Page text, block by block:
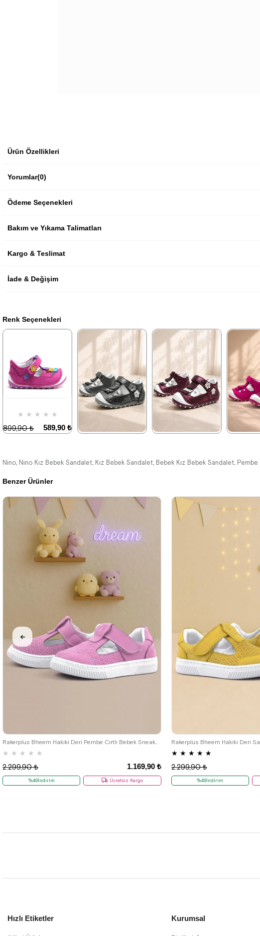
Benzer Ürünler
★ ★ ★ ★ ★
1.169,90 ₺
2.299,90 ₺
%49İndirim Ücretsiz Kargo
★ ★ ★ ★ ★
2.299,90 ₺
%49İndirim
Ürün Özellikleri
Yorumlar(0)
Ödeme Seçenekleri
Bakım ve Yıkama Talimatları
Kargo & Teslimat
İade & Değişim
Renk Seçenekleri
★ ★ ★ ★ ★
589,90 ₺
899,90 ₺
589,90 ₺
899,90 ₺
%34İndirim
589,90 ₺
899,90 ₺
%34İndirim Tükeniyor
899,90 ₺
%34İndirim
Nino, Nino Kız Bebek Sandalet, Kız Bebek Sandalet, Bebek Kız Bebek Sandalet, Pembe
Hızlı Etiketler Kurumsal